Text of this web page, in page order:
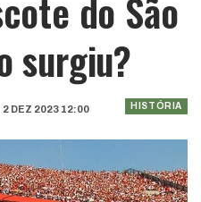
do São
surgiu?
HISTÓRIA
2 DEZ 2023 12:00